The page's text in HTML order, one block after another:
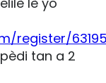
register/
tan a 2